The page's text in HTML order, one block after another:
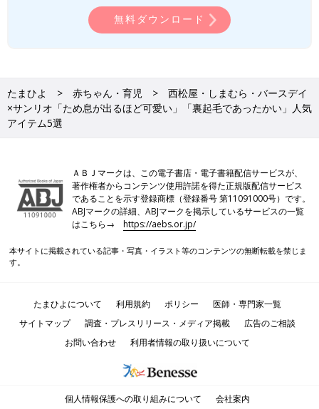
無料ダウンロード
たまひよ 赤ちゃん・育児
西松屋・しまむら・バースデイ
×サンリオ「ため息が出るほど可愛い」「裏起毛であったかい」人気
アイテム5選
ＡＢＪマークは、この電子書店・電子書籍配信サービスが、
著作権者からコンテンツ使用許諾を得た正規版配信サービス
であることを示す登録商標（登録番号 第11091000号）です。
ABJマークの詳細、ABJマークを掲示しているサービスの一覧
はこちら→https://aebs.or.jp/
本サイトに掲載されている記事・写真・イラスト等のコンテンツの無断転載を禁じま
す。
たまひよについて 利用規約 ポリシー
医師・専門家一覧
サイトマップ
調査・プレスリリース・メディア掲載
広告のご相談
お問い合わせ
利用者情報の取り扱いについて
個人情報保護への取り組みについて 会社案内